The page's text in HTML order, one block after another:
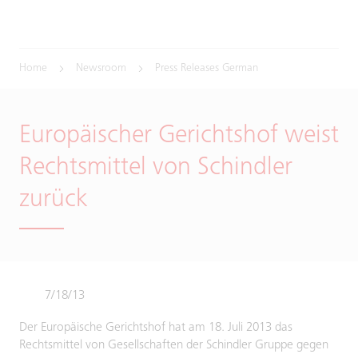
Home Newsroom Press Releases German
Europäischer Gerichtshof weist
Rechtsmittel von Schindler
zurück
7/18/13
Der Europäische Gerichtshof hat am 18. Juli 2013 das
Rechtsmittel von Gesellschaften der Schindler Gruppe gegen